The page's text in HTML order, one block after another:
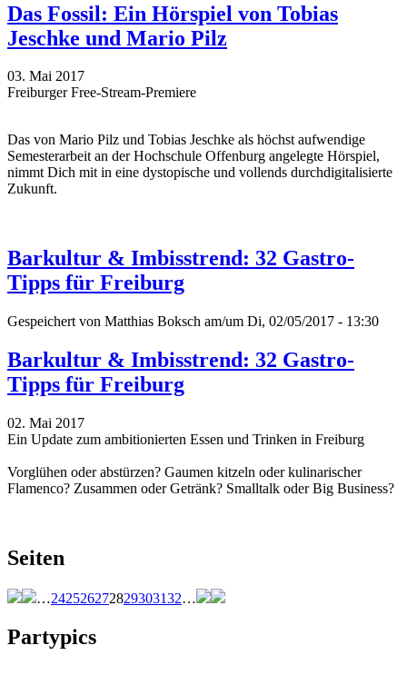
Das Fossil: Ein Hörspiel von Tobias
Jeschke und Mario Pilz
03. Mai 2017
Freiburger Free-Stream-Premiere
Das von Mario Pilz und Tobias Jeschke als höchst aufwendige
Semesterarbeit an der Hochschule Offenburg angelegte Hörspiel,
nimmt Dich mit in eine dystopische und vollends durchdigitalisierte
Zukunft.
Barkultur & Imbisstrend: 32 Gastro-
Tipps für Freiburg
Gespeichert von Matthias Boksch am/um Di, 02/05/2017 - 13:30
Barkultur & Imbisstrend: 32 Gastro-
Tipps für Freiburg
02. Mai 2017
Ein Update zum ambitionierten Essen und Trinken in Freiburg
Vorglühen oder abstürzen? Gaumen kitzeln oder kulinarischer
Flamenco? Zusammen oder Getränk? Smalltalk oder Big Business?
Seiten
…242526272829303132…
Partypics